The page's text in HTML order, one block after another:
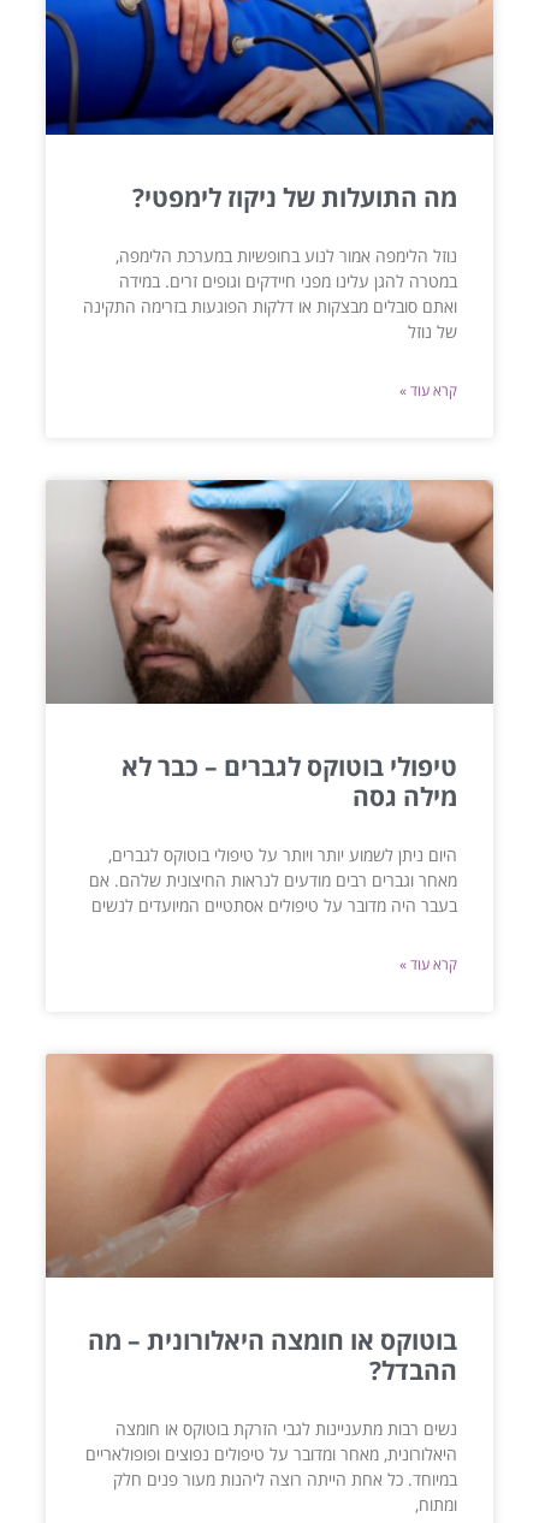
מה התועלות של ניקוז לימפטי?
נוזל הלימפה אמור לנוע בחופשיות במערכת הלימפה,
במטרה להגן עלינו מפני חיידקים וגופים זרים. במידה
ואתם סובלים מבצקות או דלקות הפוגעות בזרימה התקינה
של נוזל
קרא עוד »
טיפולי בוטוקס לגברים – כבר לא
מילה גסה
היום ניתן לשמוע יותר ויותר על טיפולי בוטוקס לגברים,
מאחר וגברים רבים מודעים לנראות החיצונית שלהם. אם
בעבר היה מדובר על טיפולים אסתטיים המיועדים לנשים
קרא עוד »
בוטוקס או חומצה היאלורונית – מה
ההבדל?
נשים רבות מתעניינות לגבי הזרקת בוטוקס או חומצה
היאלורונית, מאחר ומדובר על טיפולים נפוצים ופופולאריים
במיוחד. כל אחת הייתה רוצה ליהנות מעור פנים חלק
ומתוח,